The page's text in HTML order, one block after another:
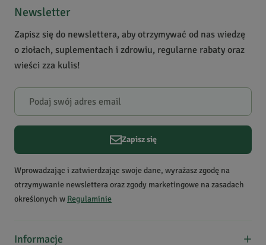
przyspiesza jej gojenie,
łagodzi obrzęki.
malarii i cukrzycy.
4
2
0
1
0
W naszej witrynie opinie mogą dodawać tylko osoby, które
5
Data dodania:26.01.2026
Newsletter
Zapisz się do newslettera, aby otrzymywać od nas wiedzę
o ziołach, suplementach i zdrowiu, regularne rabaty oraz
wieści zza kulis!
Zapisz się
Wprowadzając i zatwierdzając swoje dane, wyrażasz zgodę na
otrzymywanie newslettera oraz zgody marketingowe na zasadach
określonych w Regulaminie
Informacje